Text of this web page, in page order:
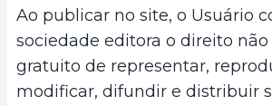
Ao publicar no site, o Usuário
sociedade editora o direito não
gratuito de representar,
modificar, difundir e distribuir